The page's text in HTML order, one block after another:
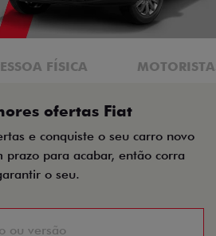
FÍSICA
ofertas Fiat
e conquiste o seu carro novo
prazo para acabar, então corra
o seu.